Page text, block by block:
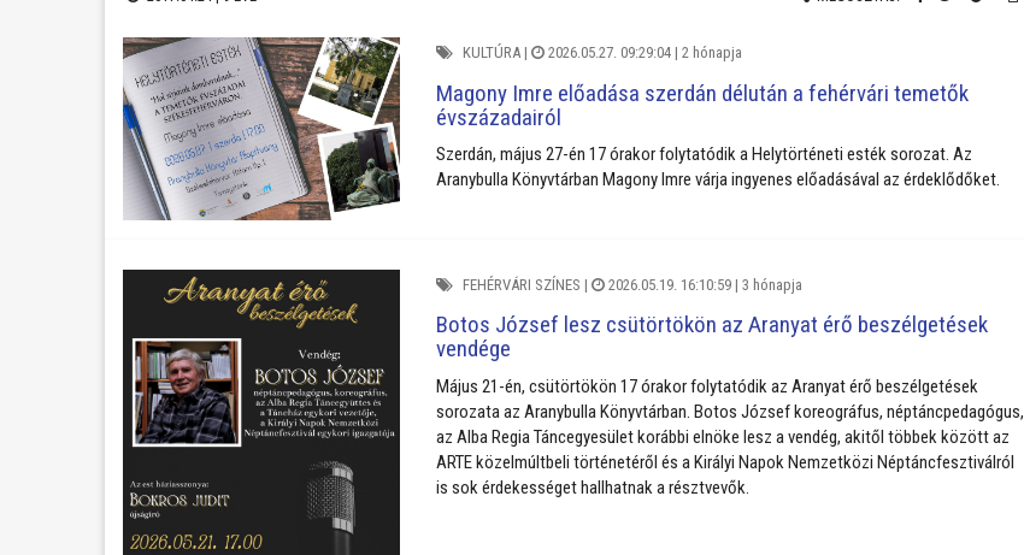
KULTÚRA| 2026.05.27. 09:29:04 | 2 hónapja
Magony Imre előadása szerdán délután a fehérvári temetők
évszázadairól
Szerdán, május 27-én 17 órakor folytatódik a Helytörténeti esték sorozat. Az
Aranybulla Könyvtárban Magony Imre várja ingyenes előadásával az érdeklődőket.
FEHÉRVÁRI SZÍNES | 2026.05.19. 16:10:59 | 3 hónapja
Botos József lesz csütörtökön az Aranyat érő beszélgetések
vendége
Május 21-én, csütörtökön 17 órakor folytatódik az Aranyat érő beszélgetések
sorozata az Aranybulla Könyvtárban. Botos József koreográfus, néptáncpedagógus,
az Alba Regia Táncegyesület korábbi elnöke lesz a vendég, akitől többek között az
ARTE közelmúltbeli történetéről és a Királyi Napok Nemzetközi Néptáncfesztiválról
is sok érdekességet hallhatnak a résztvevők.